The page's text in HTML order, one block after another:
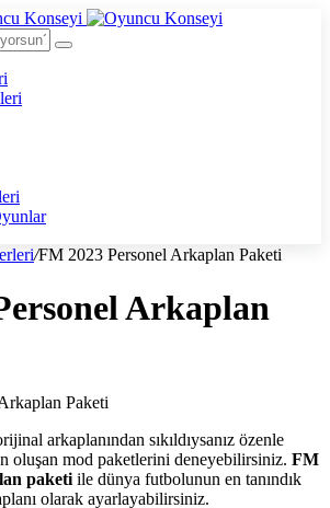
/FM 2023 Personel Arkaplan Paketi
Arkaplan
arkaplanından sıkıldıysanız özenle
oluşan mod paketlerini deneyebilirsiniz. FM
paketi ile dünya futbolunun en tanındık
olarak ayarlayabilirsiniz.